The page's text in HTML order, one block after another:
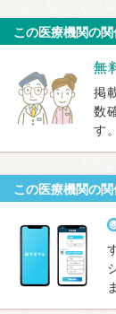
この医療機関の
掲
数
す。
この医療機関の